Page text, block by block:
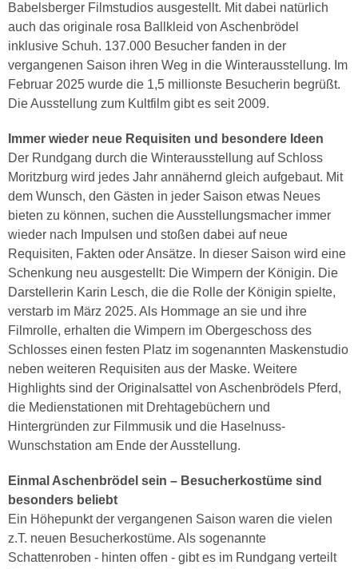
Babelsberger Filmstudios ausgestellt. Mit dabei natürlich
auch das originale rosa Ballkleid von Aschenbrödel
inklusive Schuh. 137.000 Besucher fanden in der
vergangenen Saison ihren Weg in die Winterausstellung. Im
Februar 2025 wurde die 1,5 millionste Besucherin begrüßt.
Die Ausstellung zum Kultfilm gibt es seit 2009.
Immer wieder neue Requisiten und besondere Ideen
Der Rundgang durch die Winterausstellung auf Schloss
Moritzburg wird jedes Jahr annähernd gleich aufgebaut. Mit
dem Wunsch, den Gästen in jeder Saison etwas Neues
bieten zu können, suchen die Ausstellungsmacher immer
wieder nach Impulsen und stoßen dabei auf neue
Requisiten, Fakten oder Ansätze. In dieser Saison wird eine
Schenkung neu ausgestellt: Die Wimpern der Königin. Die
Darstellerin Karin Lesch, die die Rolle der Königin spielte,
verstarb im März 2025. Als Hommage an sie und ihre
Filmrolle, erhalten die Wimpern im Obergeschoss des
Schlosses einen festen Platz im sogenannten Maskenstudio
neben weiteren Requisiten aus der Maske. Weitere
Highlights sind der Originalsattel von Aschenbrödels Pferd,
die Medienstationen mit Drehtagebüchern und
Hintergründen zur Filmmusik und die Haselnuss-
Wunschstation am Ende der Ausstellung.
Einmal Aschenbrödel sein – Besucherkostüme sind
besonders beliebt
Ein Höhepunkt der vergangenen Saison waren die vielen
z.T. neuen Besucherkostüme. Als sogenannte
Schattenroben - hinten offen - gibt es im Rundgang verteilt